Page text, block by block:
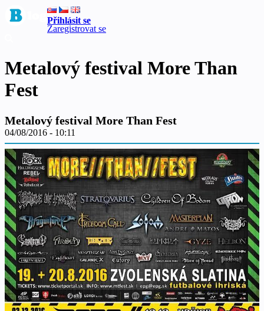
Přihlásit se
Zaregistrovat se
Metalový festival More Than
Fest
Metalový festival More Than Fest
04/08/2016 - 10:11